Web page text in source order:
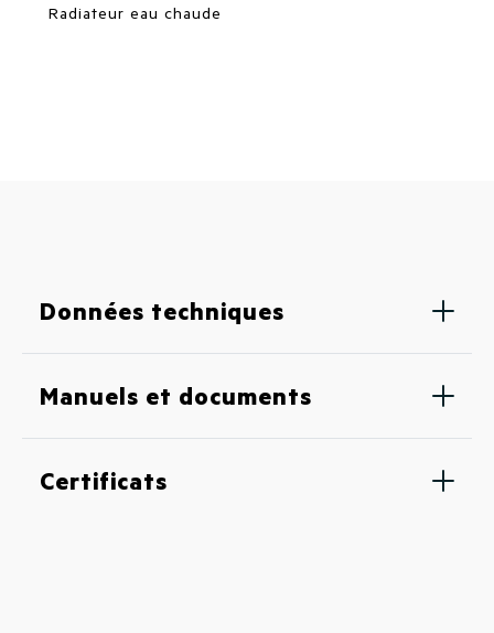
Radiateur eau chaude
Données techniques
Manuels et documents
Certificats